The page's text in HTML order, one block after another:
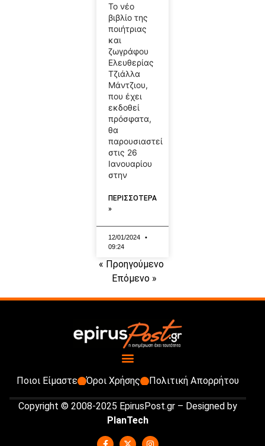
Το νέο
βιβλίο της
ποιήτριας
και
ζωγράφου
Ελευθερίας
Τζιάλλα
Μάντζιου,
που έχει
εκδοθεί
πρόσφατα,
θα
παρουσιαστεί
στις 26
Ιανουαρίου
στην
ΠΕΡΙΣΣΟΤΕΡΑ
»
12/01/2024
09:24
« Προηγούμενο
Επόμενο »
Ποιοι Είμαστε Όροι Χρήσης Πολιτική Απορρήτου
Copyright © 2008-2025 EpirusPost.gr – Designed by
PlanTech